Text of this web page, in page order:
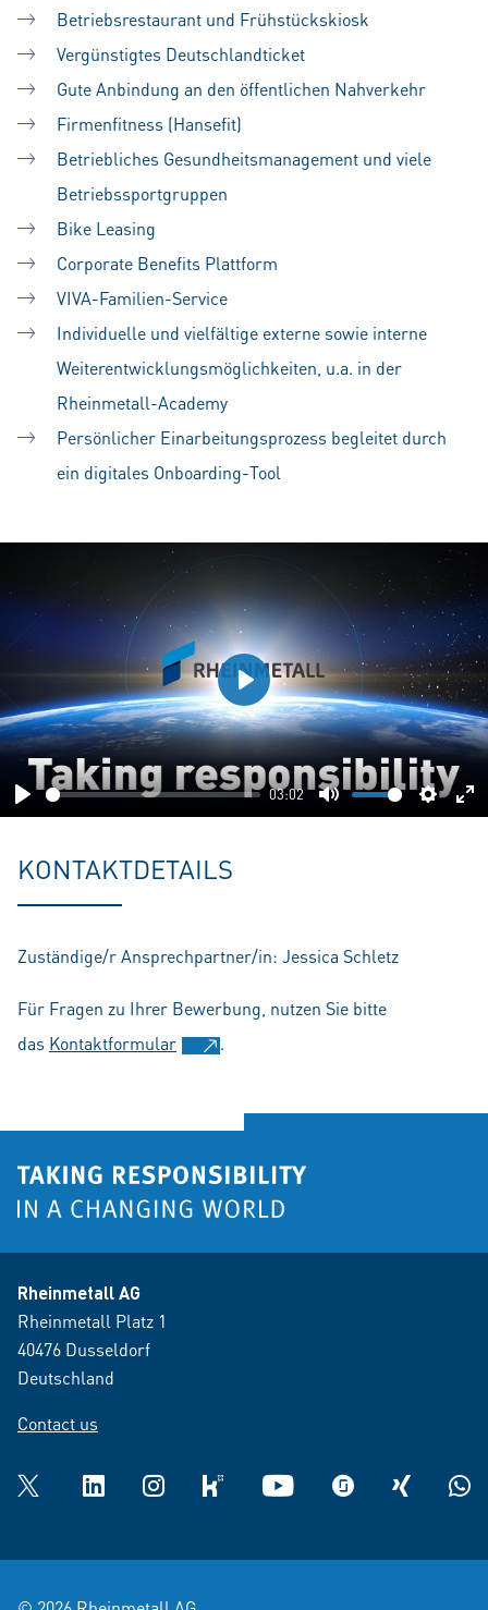
Betriebsrestaurant und Frühstückskiosk
Vergünstigtes Deutschlandticket
Gute Anbindung an den öffentlichen Nahverkehr
Firmenfitness (Hansefit)
Betriebliches Gesundheitsmanagement und viele
Betriebssportgruppen
Bike Leasing
Corporate Benefits Plattform
VIVA-Familien-Service
Individuelle und vielfältige externe sowie interne
Weiterentwicklungsmöglichkeiten, u.a. in der
Rheinmetall-Academy
Persönlicher Einarbeitungsprozess begleitet durch
ein digitales Onboarding-Tool
Play
03:02
Mute
Play
KONTAKTDETAILS
Zuständige/r Ansprechpartner/in: Jessica Schletz
Für Fragen zu Ihrer Bewerbung, nutzen Sie bitte
das Kontaktformular .
Rheinmetall AG
Rheinmetall Platz 1
40476 Dusseldorf
Deutschland
Contact us
Twitter LinkedInInstagramkununu YouTube glassdoorXING